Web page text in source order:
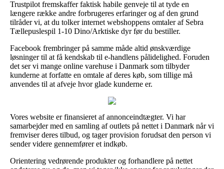
Trustpilot fremskaffer faktisk habile genveje til at tyde en
længere række andre forbrugeres erfaringer og af den grund
tilråder vi, at du tolker internet webshoppens omtaler af Sebra
Tællepuslespil 1-10 Dino/Arktiske dyr før du bestiller.
Facebook frembringer på samme måde altid ønskværdige
løsninger til at få kendskab til e-handlens pålidelighed. Foruden
det ser vi mange online varehuse i Danmark som tilbyder
kunderne at forfatte en omtale af deres køb, som tillige må
anvendes til at afveje hvor glade kunderne er.
Vores website er finansieret af annonceindtægter. Vi har
samarbejder med en samling af outlets på nettet i Danmark når vi
fremviser deres tilbud, og tager provision forudsat den person vi
sender videre gennemfører et indkøb.
Orientering vedrørende produkter og forhandlere på nettet